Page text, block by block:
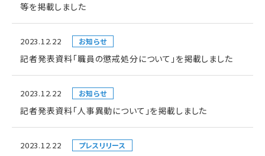
等を掲載しました
2023.12.22 お知らせ
記者発表資料「職員の懲戒処分について」を掲載しました
2023.12.22 お知らせ
記者発表資料「人事異動について」を掲載しました
2023.12.22 プレスリリース